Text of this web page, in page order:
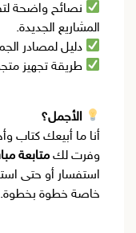
نصائح واضحة
المشاريع الجديدة.
دليل لمصادر
طريقة تجهيز
الأجمل؟
أنا ما أبيعك كتاب
وفرت لك متابعة
استفسار أو حتى
خاصة خطوة بخطوة.